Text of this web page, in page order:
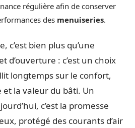
régulière afin de conserver
des menuiseries.
c’est bien plus qu’une
d’ouverture : c’est un choix
longtemps sur le confort,
et la valeur du bâti. Un
c’est la promesse
protégé des courants d’air